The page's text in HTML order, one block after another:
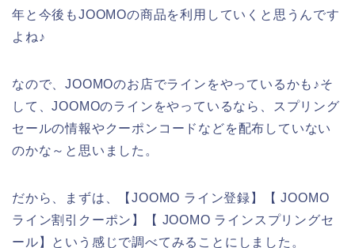
年と今後もJOOMOの商品を利用していくと思うんです
よね♪
なので、JOOMOのお店でラインをやっているかも♪そ
して、JOOMOのラインをやっているなら、スプリング
セールの情報やクーポンコードなどを配布していない
のかな～と思いました。
だから、まずは、【JOOMO ライン登録】【 JOOMO
ライン割引クーポン】【 JOOMO ラインスプリングセ
ール】という感じで調べてみることにしました。